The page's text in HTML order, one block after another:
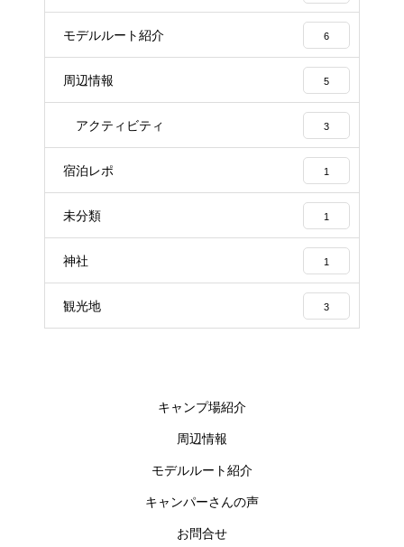
モデルルート紹介 6
周辺情報 5
アクティビティ 3
宿泊レポ 1
未分類 1
神社 1
観光地 3
キャンプ場紹介
周辺情報
モデルルート紹介
キャンパーさんの声
お問合せ